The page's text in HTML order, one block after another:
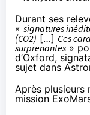
Durant ses
« signatures
(CO2) […] Ces
surprenantes »
d’Oxford,
sujet dans
Après plusieurs
mission